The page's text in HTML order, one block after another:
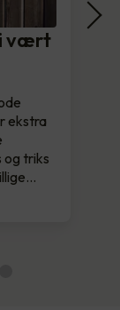
vært
ekstra
og triks